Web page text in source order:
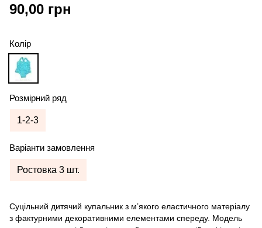
90,00 грн
Колір
Розмірний ряд
1-2-3
Варіанти замовлення
Ростовка 3 шт.
Суцільний дитячий купальник з м’якого еластичного матеріалу
з фактурними декоративними елементами спереду. Модель